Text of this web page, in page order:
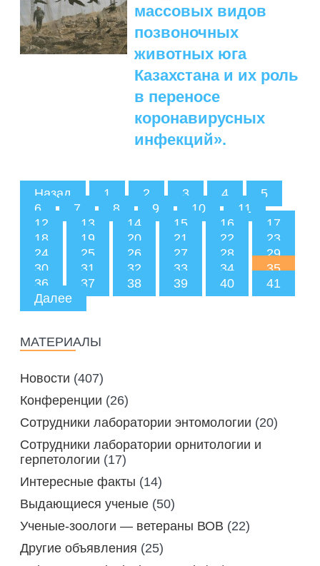
массовых видов
позвоночных
животных юга
Казахстана и их роль
в переносе
коронавирусных
инфекций».
Назад 1 2 3 4
5
6
7 8 9 10
11
12
13 14 15 16
17
18
19 20 21 22
23
24
25 26 27 28
29
30
31 32 33 34
35
36
37 38 39 40
41
Далее
МАТЕРИАЛЫ
Новости (407)
Конференции (26)
Сотрудники лаборатории энтомологии (20)
Сотрудники лаборатории орнитологии и
герпетологии (17)
Интересные факты (14)
Выдающиеся ученые (50)
Ученые-зоологи — ветераны ВОВ (22)
Другие объявления (25)